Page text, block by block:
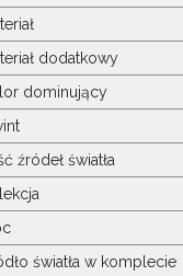
dodatkowy
dominujący
źródeł światła
światła w komplecie